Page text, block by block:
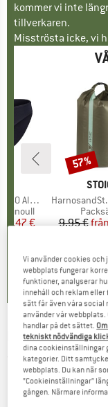
kommer vi inte
tillverkaren.
Misströsta icke, vi
Brief
pris
24,47 €
)
Produkter
9,95 €från
Rabatt
57%
MARTINI -
(0)
Vi använder cookies
webbplats fungerar
funktioner, analyserar
innehåll och reklam
sätt får även våra social
använder vår
handlar på det sättet.
tekniskt nödvändiga
dina cookieinställningar
kategorier. Ditt
webbplats. Du kan när
”Cookieinställningar”
gången. Närmare